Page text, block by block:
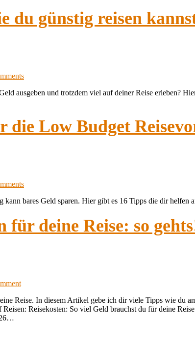
du günstig reisen
ausgeben und trotzdem viel auf deiner Reise erleben?
die Low Budget
kann bares Geld sparen. Hier gibt es 16 Tipps die dir
für deine Reise: so
Reise. In diesem Artikel gebe ich dir viele Tipps wie du
Reisekosten: So viel Geld brauchst du für deine
26…